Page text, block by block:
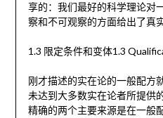
享的：我们最好的科学理论对
察和不可观察的方面给出了真
1.3 限定条件和变体1.3
刚才描述的实在论的一般配方
未达到大多数实在论者所提供
精确的两个主要来源是在一般